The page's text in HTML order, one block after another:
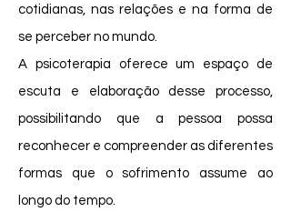
cotidianas, nas relações e na forma de
se perceber no mundo.
A psicoterapia oferece um espaço de
escuta e elaboração desse processo,
possibilitando que a pessoa possa
reconhecer e compreender as diferentes
formas que o sofrimento assume ao
longo do tempo.